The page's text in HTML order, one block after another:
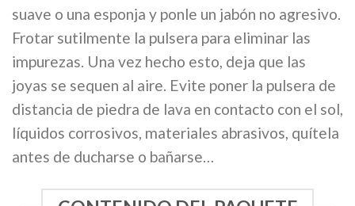
suave o una esponja y ponle un jabón no agresivo.
Frotar sutilmente la pulsera para eliminar las
impurezas. Una vez hecho esto, deja que las
joyas se sequen al aire. Evite poner la pulsera de
distancia de piedra de lava en contacto con el sol,
líquidos corrosivos, materiales abrasivos, quítela
antes de ducharse o bañarse…